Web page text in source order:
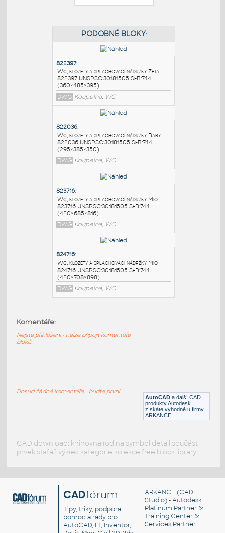
PODOBNÉ BLOKY:
822397:
Wc, klozety a splachovací nádržky Zeta
822397 UNSPSC:30181505 SfB:744
(360×485×395)
Koupelna, WC
822036:
Wc, klozety a splachovací nádržky Baby
822036 UNSPSC:30181505 SfB:744
(295×385×350)
DWG
823716:
Wc, klozety a splachovací nádržky Mio
(420×708×898)
AutoCAD a další CAD
produkty Autodesk
získáte výhodně u firmy
ARKANCE
Komentáře:
Nejste přihlášeni - nelze připojit komentáře
bloků
Dosud žádné komentáře - buďte první
CAD download: knihovna rodina symbol detail součást
prvek stafáž výkres kategorie kolekce free block library
CADfórum
Tipy, triky, podpora,
pomoc a rady pro
AutoCAD, LT, Inventor,
ARKANCE (CAD
Studio) - Autodesk
Platinum Partner &
Training Center &
Services Partner